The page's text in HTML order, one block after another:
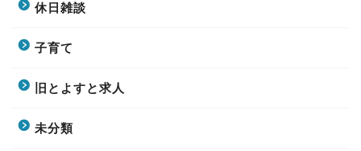
休日雑談
子育て
旧とよすと求人
未分類